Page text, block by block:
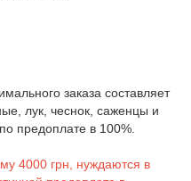
заказа составляет
лук, чеснок, саженцы и
предоплате в 100%.
4000 грн, нуждаются в